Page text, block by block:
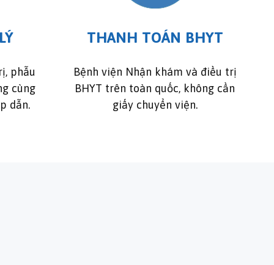
phẫu
cùng
dẫn.
THANH TOÁN BHYT
Bệnh viện Nhận khám và điều trị
BHYT trên toàn quốc, không cần
giấy chuyển viện.